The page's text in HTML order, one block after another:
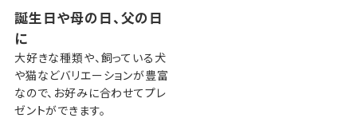
誕生日や母の日、父の日
に
大好きな種類や、飼っている犬
や猫などバリエーションが豊富
なので、お好みに合わせてプレ
ゼントができます。